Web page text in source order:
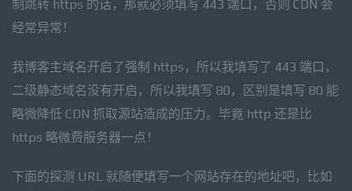
制跳转 https 的话，那就必须填写 443 端口，否则 CDN 会
经常异常！
我博客主域名开启了强制 https，所以我填写了 443 端口，
二级静态域名没有开启，所以我填写 80，区别是填写 80 能
略微降低 CDN 抓取源站造成的压力。毕竟 http 还是比
https 略微费服务器一点！
下面的探测 URL 就随便填写一个网站存在的地址吧，比如